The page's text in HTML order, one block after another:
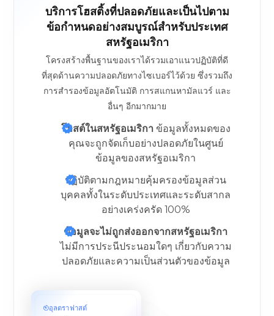
บริการโฮสติ้งที่ปลอดภัยและเป็นไปตาม
ข้อกำหนดอย่างสมบูรณ์สำหรับประเทศ
สหรัฐอเมริกา
โครงสร้างพื้นฐานของเราได้รวมเอาแนวปฏิบัติที่ดี
ที่สุดด้านความปลอดภัยทางไซเบอร์ไว้ด้วย ซึ่งรวมถึง
การสำรองข้อมูลอัตโนมัติ การสแกนหามัลแวร์ และ
อื่นๆ อีกมากมาย
โฮสต์ในสหรัฐอเมริกา ข้อมูลทั้งหมดของ
คุณจะถูกจัดเก็บอย่างปลอดภัยในศูนย์
ข้อมูลของสหรัฐอเมริกา
ปฏิบัติตามกฎหมายคุ้มครองข้อมูลส่วน
บุคคลทั้งในระดับประเทศและระดับสากล
อย่างเคร่งครัด 100%
ข้อมูลจะไม่ถูกส่งออกจากสหรัฐอเมริกา
ไม่มีการประนีประนอมใดๆ เกี่ยวกับความ
ปลอดภัยและความเป็นส่วนตัวของข้อมูล
อุลตราฟาสต์